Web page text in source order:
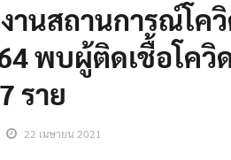
านสถานการณ์โค
พบผู้ติดเชื้อโควิ
ราย
22 เมษายน 2021